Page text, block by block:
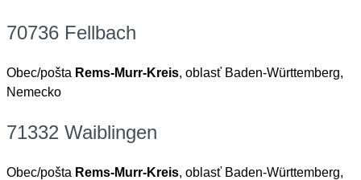
70736 Fellbach
Obec/pošta Rems-Murr-Kreis, oblasť Baden-Württemberg,
Nemecko
71332 Waiblingen
Obec/pošta Rems-Murr-Kreis, oblasť Baden-Württemberg,